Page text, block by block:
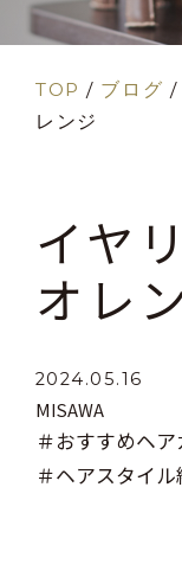
TOP / ブログ /
レンジ
イヤ
オレ
2024.05.16
MISAWA
＃おすすめヘア
＃ヘアスタイル